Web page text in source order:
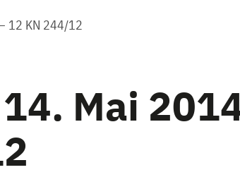
12 KN 244/12
Mai